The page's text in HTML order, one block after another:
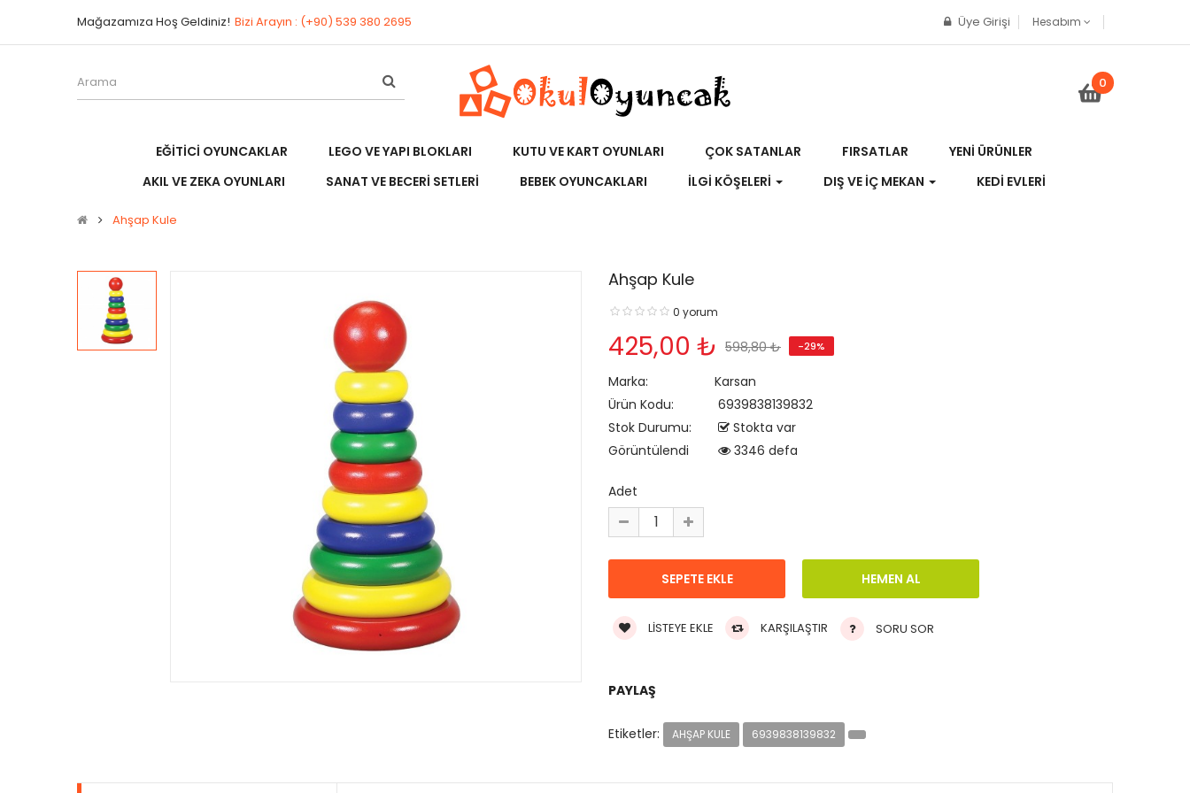
Mağazamıza Hoş Geldiniz! Bizi Arayın : (+90) 539 380 2695 Üye Girişi Hesabım
0
EĞITICI OYUNCAKLAR LEGO VE YAPI BLOKLARI KUTU VE KART OYUNLARI ÇOK SATANLAR FIRSATLAR
YENI ÜRÜNLER
AKIL VE ZEKA OYUNLARI
SANAT VE BECERI SETLERI BEBEK OYUNCAKLARI İLGI KÖŞELERI DIŞ VE İÇ MEKAN KEDI EVLERI
Ahşap Kule
Ahşap Kule
0 yorum
425,00 ₺ 598,80 ₺ -29%
Marka:
Karsan
Ürün Kodu:
6939838139832
Stok Durumu:
Stokta var
Görüntülendi
3346 defa
Adet
LISTEYE EKLE KARŞILAŞTIR SORU SOR
PAYLAŞ
Etiketler: AHŞAP KULE 6939838139832